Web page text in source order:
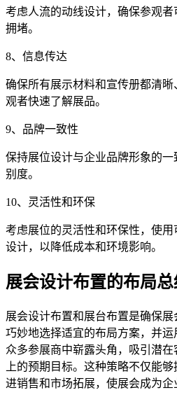
考虑人流的动线设计，确保参观
拥堵。
8、信息传达
确保所有展示材料和宣传册都清
观者快速了解展品。
9、品牌一致性
保持展位设计与企业品牌形象的
别度。
10、灵活性和环保
考虑展位的灵活性和环保性，使
设计，以降低成本和环境影响。
展会设计布置的布局总
展会设计布置和展台布置是确保
巧妙地选择适宜的布局方案，并
众多参展商中崭露头角，吸引潜
上的预期目标。这种策略不仅能
进销售和市场拓展，使展会成为企